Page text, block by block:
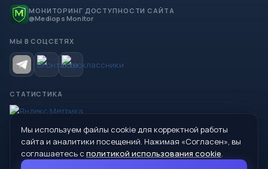
МОНИТОРИНГ ДОСТУПНОСТИ САЙТА
@Mediops Monitor
МЫ В СОЦСЕТЯХ
СТАТИСТИКА
© 2026 Управление образования Администрации МО
Сухой Лог
624800, Свердловская область, г. Сухой Лог, ул. Кирова, дом 7
Мы используем файлы cookie для корректной работы
сайта и аналитики посещений. Нажимая «Согласен», вы
соглашаетесь с политикой использования cookie.